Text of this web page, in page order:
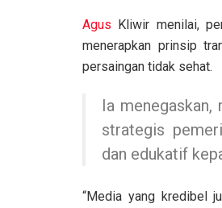
Agus Kliwir menilai,
menerapkan prinsip
persaingan tidak sehat.
Ia menegaskan,
strategis
dan edukatif
“Media yang kredibel